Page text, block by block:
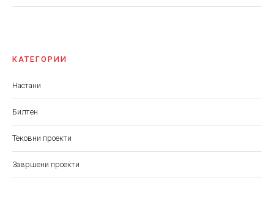
КАТЕГОРИИ
Настани
Билтен
Тековни проекти
Завршени проекти